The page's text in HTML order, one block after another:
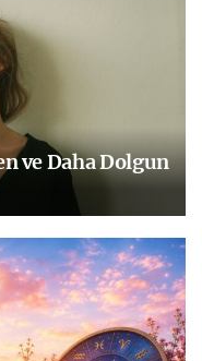
ve Daha Dolgun